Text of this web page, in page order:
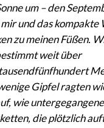
um – den
und das kompakte
zu meinen Füßen.
weit über
Gipfel ragten
wie untergegangene
die plötzlich